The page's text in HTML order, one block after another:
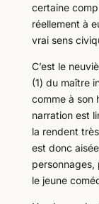
certaine
réellement à
vrai sens
C’est le
(1) du maître
comme à son
narration est
la rendent
est donc
personnages,
le jeune